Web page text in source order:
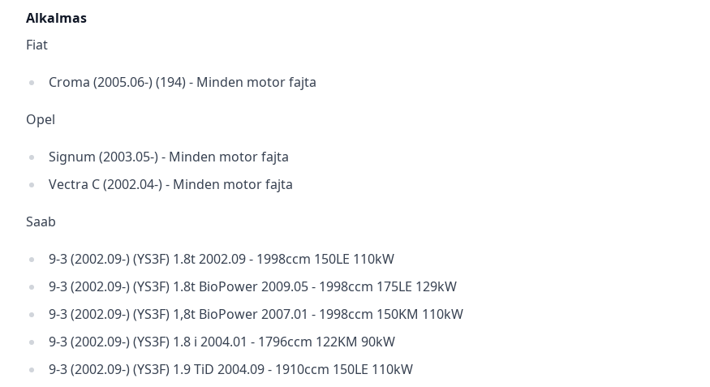
Alkalmas
Fiat
Croma (2005.06-) (194) - Minden motor fajta
Opel
Signum (2003.05-) - Minden motor fajta
Vectra C (2002.04-) - Minden motor fajta
Saab
9-3 (2002.09-) (YS3F) 1.8t 2002.09 - 1998ccm 150LE 110kW
9-3 (2002.09-) (YS3F) 1.8t BioPower 2009.05 - 1998ccm 175LE 129kW
9-3 (2002.09-) (YS3F) 1,8t BioPower 2007.01 - 1998ccm 150KM 110kW
9-3 (2002.09-) (YS3F) 1.8 i 2004.01 - 1796ccm 122KM 90kW
9-3 (2002.09-) (YS3F) 1.9 TiD 2004.09 - 1910ccm 150LE 110kW